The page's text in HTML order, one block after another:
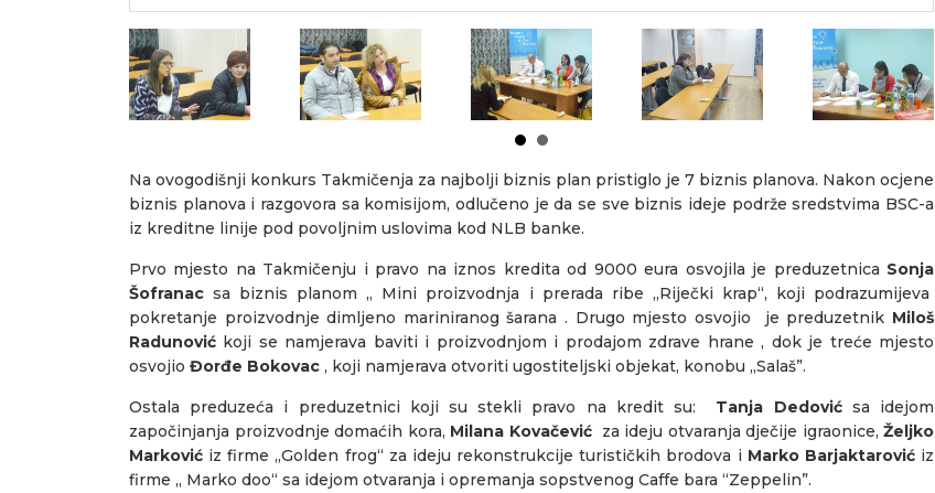
Na ovogodišnji konkurs Takmičenja za najbolji biznis plan pristiglo je 7 biznis planova. Nakon ocjene
biznis planova i razgovora sa komisijom, odlučeno je da se sve biznis ideje podrže sredstvima BSC-a
iz kreditne linije pod povoljnim uslovima kod NLB banke.
Prvo mjesto na Takmičenju i pravo na iznos kredita od 9000 eura osvojila je preduzetnica Sonja
Šofranacsa biznis planom „ Mini proizvodnja i prerada ribe ,,Riječki krap“, koji podrazumijeva
pokretanje proizvodnje dimljeno mariniranog šarana . Drugo mjesto osvojio je preduzetnik Miloš
Radunović koji se namjerava baviti i proizvodnjom i prodajom zdrave hrane , dok je treće mjesto
osvojio Đorđe Bokovac , koji namjerava otvoriti ugostiteljski objekat, konobu ,,Salaš”.
Ostala preduzeća i preduzetnici koji su stekli pravo na kredit su: Tanja Dedovićsa idejom
započinjanja proizvodnje domaćih kora, Milana Kovačevićza ideju otvaranja dječije igraonice, Željko
Marković iz firme ,,Golden frog“ za ideju rekonstrukcije turističkih brodova i Marko Barjaktarovićiz
firme ,, Marko doo“ sa idejom otvaranja i opremanja sopstvenog Caffe bara “Zeppelin”.